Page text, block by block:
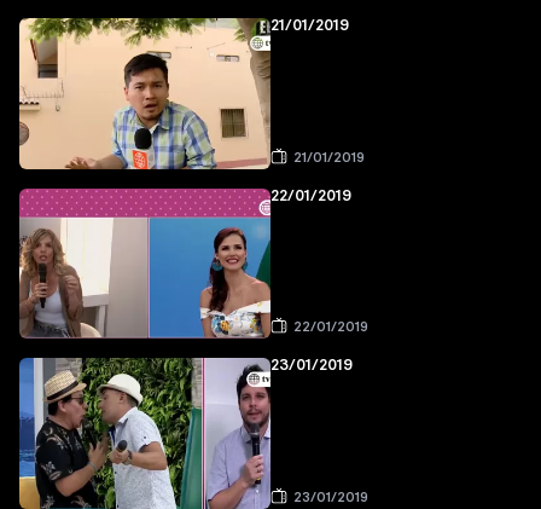
21/01/2019
21/01/2019
22/01/2019
22/01/2019
23/01/2019
23/01/2019